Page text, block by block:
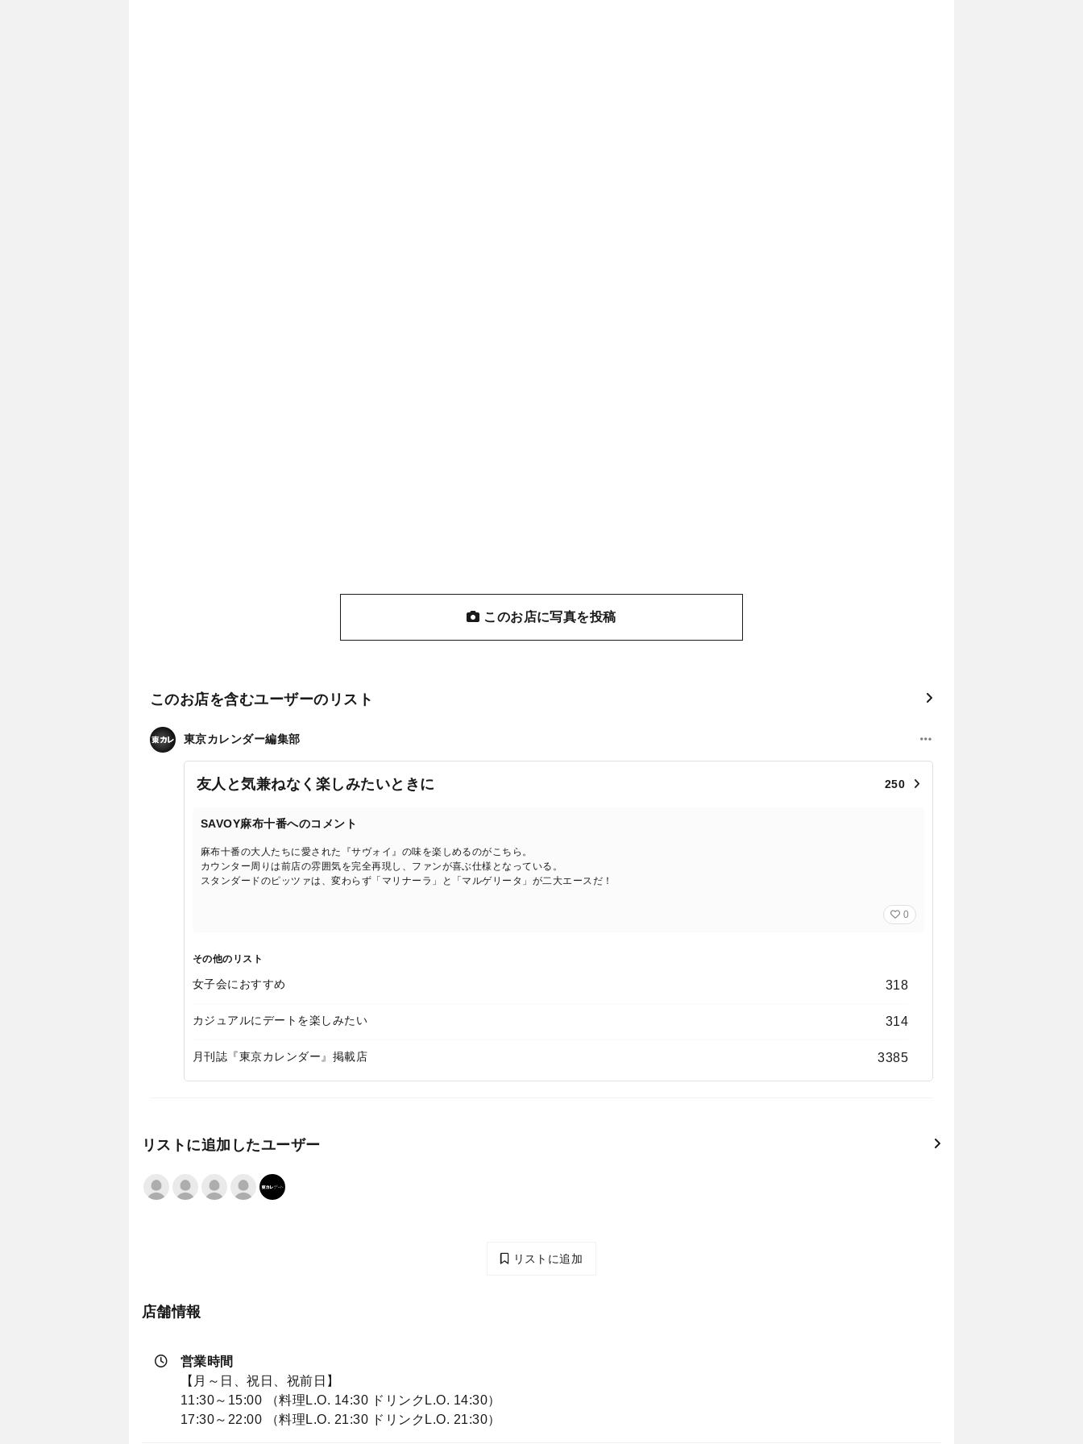
このお店に写真を投稿
このお店を含むユーザーのリスト
東京カレンダー編集部
友人と気兼ねなく楽しみたいときに 250
SAVOY麻布十番へのコメント
麻布十番の大人たちに愛された『サヴォイ』の味を楽しめるのがこちら。
カウンター周りは前店の雰囲気を完全再現し、ファンが喜ぶ仕様となっている。
スタンダードのピッツァは、変わらず「マリナーラ」と「マルゲリータ」が二大エースだ！
0
その他のリスト
女子会におすすめ 318
カジュアルにデートを楽しみたい 314
月刊誌『東京カレンダー』掲載店 3385
リストに追加したユーザー
リストに追加
店舗情報
営業時間
【月～日、祝日、祝前日】
11:30～15:00 （料理L.O. 14:30 ドリンクL.O. 14:30）
17:30～22:00 （料理L.O. 21:30 ドリンクL.O. 21:30）